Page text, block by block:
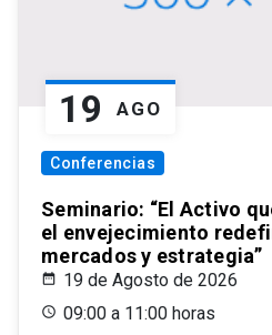
19 AGO
Conferencias
Seminario: “El Activo
el envejecimiento
mercados y estrategia”
19 de Agosto de 2026
09:00 a 11:00 horas